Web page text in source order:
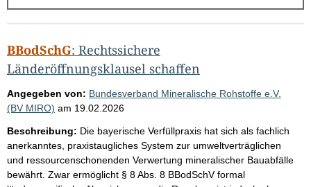
g
e
b
n
i
s
s
e
p
BBodSchG: Rechtssichere
Länderöffnungsklausel schaffen
Angegeben von: Bundesverband Mineralische Rohstoffe e.V.
(BV MIRO) am 19.02.2026
Beschreibung: Die bayerische Verfüllpraxis hat sich als fachlich
anerkanntes, praxistaugliches System zur umweltverträglichen
und ressourcenschonenden Verwertung mineralischer Bauabfälle
bewährt. Zwar ermöglicht § 8 Abs. 8 BBodSchV formal